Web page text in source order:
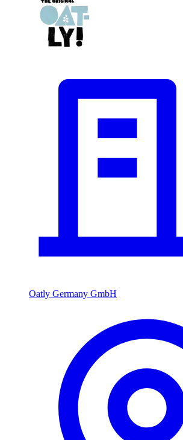
Oatly Germany GmbH